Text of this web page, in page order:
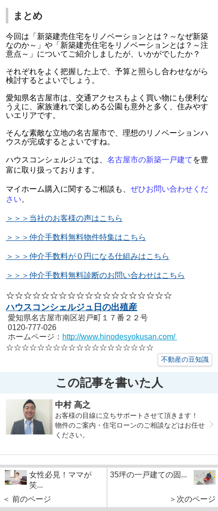
まとめ
今回は「新築建売住宅をリノベーションとは？～なぜ新築
なのか～」や「新築建売住宅をリノベーションとは？～注
意点～」についてご紹介しましたが、いかがでしたか？
それぞれをよく把握した上で、予算と照らし合わせながら
検討するとよいでしょう。
愛知県名古屋市は、交通アクセスもよく買い物にも便利な
うえに、家族連れで楽しめる公園も意外と多く、住みやす
いエリアです。
そんな素敵な立地の名古屋市で、理想のリノベーションハ
ウスが完成するとよいですね。
ハウスコンシェルジュでは、 名古屋市の新築一戸建て を豊
富に取り扱っております。
マイホーム購入に関するご相談も、 ぜひお問い合わせくだ
さい。
＞＞＞当社のお客様の声はこちら
＞＞＞仲介手数料無料物件特集はこちら
＞＞＞仲介手数料が０円になる仕組みはこちら
＞＞＞仲介手数料無料診断のお問い合わせはこちら
☆☆☆☆☆☆☆☆☆☆☆☆☆☆☆☆☆☆☆
ハウスコンシェルジュ日の出殖産
愛知県名古屋市南区岩戸町１７番２２号
0120-777-026
ホームページ： http://www.hinodesyokusan.com/
☆☆☆☆☆☆☆☆☆☆☆☆☆☆☆☆☆☆☆
不動産の豆知識
この記事を書いた人
中村 高之
お客様の目線に立ちサポートさせて頂きます！
物件のご案内・住宅ローンのご相談などはお任せ
ください。
女性必見！ママが
笑...
＜ 前のページ
35坪の一戸建ての固...
＞次のページ